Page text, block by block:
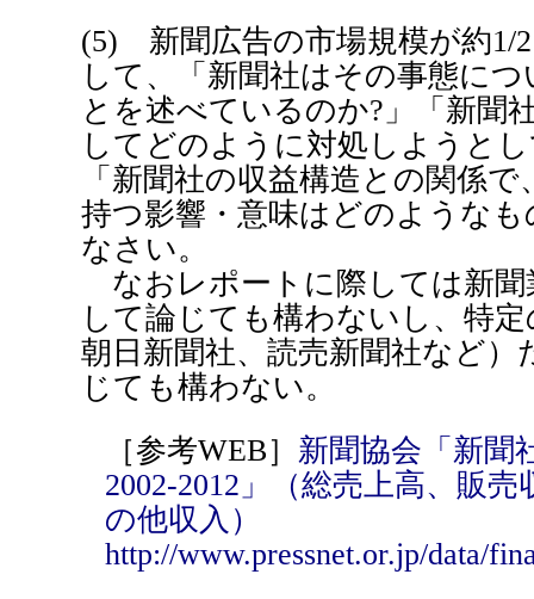
(5) 新聞広告の市場規模が約1/
して、「新聞社はその事態に
とを述べているのか?」「新聞
してどのように対処しようと
「新聞社の収益構造との関係
持つ影響・意味はどのような
なさい。
なおレポートに際しては新聞
して論じても構わないし、特
朝日新聞社、読売新聞社など）
じても構わない。
［参考WEB］ 新聞協会「新聞
2002-2012」（総売上高、販
の他収入）
http://www.pressnet.or.jp/data/